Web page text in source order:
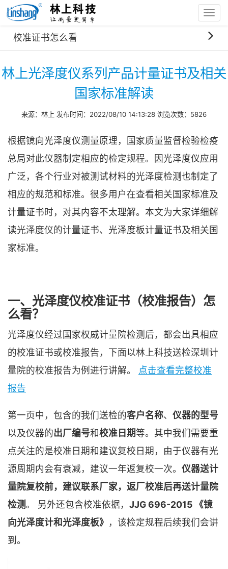
首页
技术资料
林上光泽度仪系列产品计量证书及相关国家标准解读
林上光泽度仪系列产品计量证书及相关
国家标准解读
来源：林上 发布时间：2022/08/10 14:13:28 浏览次数：5826
根据镜向光泽度仪测量原理，国家质量监督检验检疫
总局对此仪器制定相应的检定规程。因光泽度仪应用
广泛，各个行业对被测试材料的光泽度检测也制定了
相应的规范和标准。很多用户在查看相关国家标准及
计量证书时，对其内容不太理解。本文为大家详细解
读光泽度仪的计量证书、光泽度板计量证书及相关国
家标准。
校准证书怎么看
一、光泽度仪校准证书（校准报告）怎
么看？
光泽度仪经过国家权威计量院检测后，都会出具相应
的校准证书或校准报告，下面以林上科技送检深圳计
量院的校准报告为例进行讲解。 点击查看完整校准
报告
第一页中，包含的我们送检的客户名称、 仪器的型号
以及仪器的出厂编号和校准日期等。其中我们需要重
点关注的是校准日期和建议复校日期，由于仪器有光
源周期内会有衰减，建议一年返复校一次。 仪器送计
量院复校前，建议联系厂家，返厂校准后再送计量院
检测。 另外还包含校准依据， JJG 696-2015 《镜
向光泽度计和光泽度板》 ，该检定规程后续我们会讲
到。